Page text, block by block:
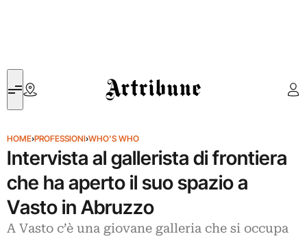
Artribune
HOME›PROFESSIONI›WHO'S WHO
Intervista al gallerista di frontiera
che ha aperto il suo spazio a
Vasto in Abruzzo
A Vasto c’è una giovane galleria che si occupa